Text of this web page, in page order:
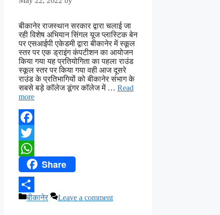
बीकानेर राजस्थान सरकार द्वारा चलाई जा
रही विशेष अभियान सिंगल यूज प्लास्टिक बेन
पर एसआईपी एकेडमी द्वारा बीकानेर में स्कूल
स्तर पर एक ड्राइंग कंपटीशन का आयोजन
किया गया यह प्रतियोगिता का पहला राउंड
स्कूल स्तर पर किया गया वही आज दूसरे
राउंड के प्रतिभागियों को बीकानेर संभाग के
सबसे बड़े कॉलेज डूंगर कॉलेज में … Read
more
Facebook
Twitter
WhatsAppShare
Share
Categories
बीकानेर Leave a comment